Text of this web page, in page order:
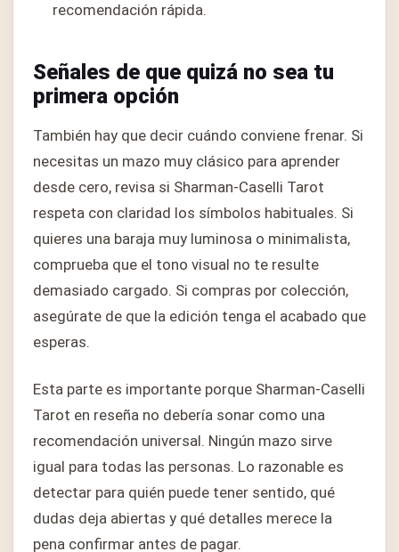
recomendación rápida.
Señales de que quizá no sea tu
primera opción
También hay que decir cuándo conviene frenar. Si
necesitas un mazo muy clásico para aprender
desde cero, revisa si Sharman-Caselli Tarot
respeta con claridad los símbolos habituales. Si
quieres una baraja muy luminosa o minimalista,
comprueba que el tono visual no te resulte
demasiado cargado. Si compras por colección,
asegúrate de que la edición tenga el acabado que
esperas.
Esta parte es importante porque Sharman-Caselli
Tarot en reseña no debería sonar como una
recomendación universal. Ningún mazo sirve
igual para todas las personas. Lo razonable es
detectar para quién puede tener sentido, qué
dudas deja abiertas y qué detalles merece la
pena confirmar antes de pagar.